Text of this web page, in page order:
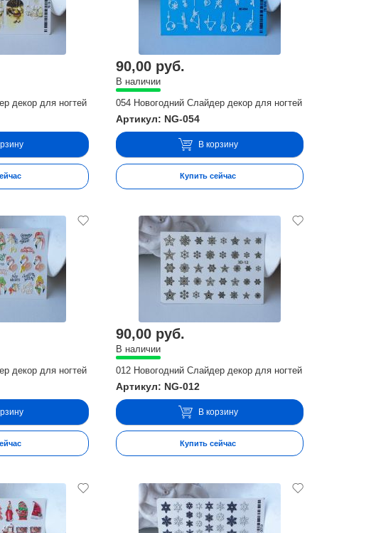
декор для ногтей
90,00 руб.
В наличии
054 Новогодний Слайдер декор для ногтей
Артикул: NG-054
В корзину
Купить сейчас
декор для ногтей
90,00 руб.
В наличии
012 Новогодний Слайдер декор для ногтей
Артикул: NG-012
В корзину
Купить сейчас